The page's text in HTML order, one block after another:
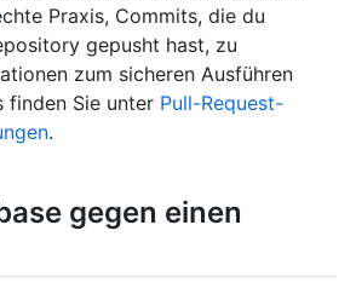
Praxis, Commits, die du
gepusht hast, zu
zum sicheren Ausführen
finden Sie unter Pull-Request-
.
gegen einen